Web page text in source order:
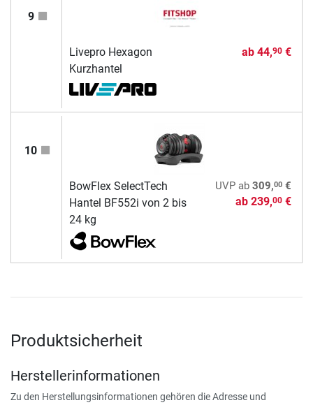
9
Livepro Hexagon
Kurzhantel
ab 44,90€
10
BowFlex SelectTech
Hantel BF552i von 2 bis
24 kg
UVPab 309,00€
ab 239,00€
Produktsicherheit
Herstellerinformationen
Zu den Herstellungsinformationen gehören die Adresse und